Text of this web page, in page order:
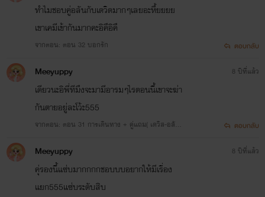
ทำไมชอบคู่อลันกับเดวิดมากๆเลยอะหึ้ยยยย
เขาเคมีเข้ากันมากคะอิคึอิคึ
จากตอน: ตอน 32 บอกรัก ตอบกลับ
Meeyuppy
เดียวนะอิพี่ทีมึงจะมามีอารมๆไรตอนนี้เขาจะฆ่า
กันตายอยู่ละโว้ะ555
จากตอน: ตอน 31 การเดินทาง + คู่แถม( เดวิส-อลัน
8 ปีที่แล้ว
ตอบกลับ
Meeyuppy
คุ่รองนี้แซ่บมากกกกชอบบบอยากให้มีเรื่อง
แยก555แซ่บระดับสิบ
8 ปีที่แล้ว